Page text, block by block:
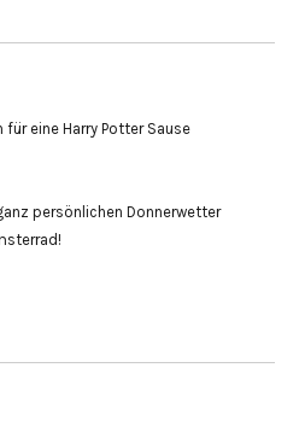
eine Harry Potter Sause
persönlichen Donnerwetter